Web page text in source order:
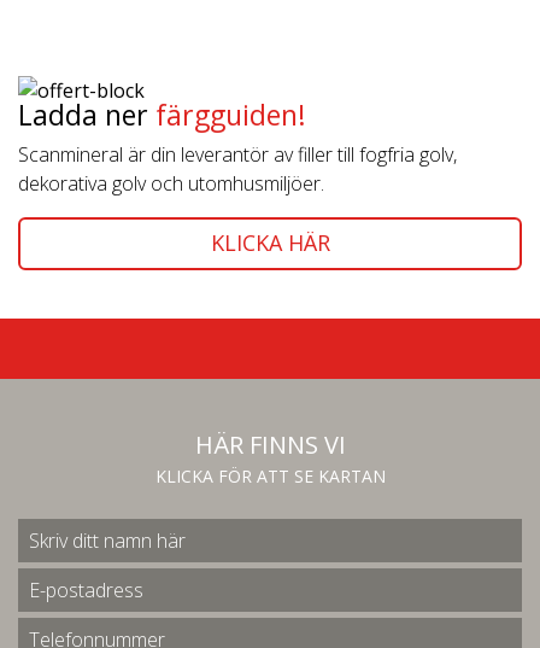
Ladda ner färgguiden!
Scanmineral är din leverantör av filler till fogfria golv,
dekorativa golv och utomhusmiljöer.
KLICKA HÄR
HÄR FINNS VI
KLICKA FÖR ATT SE KARTAN